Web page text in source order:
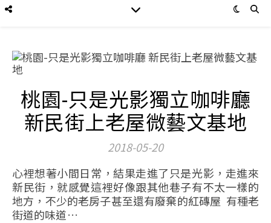
桃園-只是光影獨立咖啡廳
新民街上老屋微藝文基地
2018-05-20
心裡想著小間日常，結果走進了只是光影，走進來
新民街，就感覺這裡好像跟其他巷子有不太一樣的
地方，不少的老房子甚至還有廢棄的紅磚屋 有種老
街道的味道…